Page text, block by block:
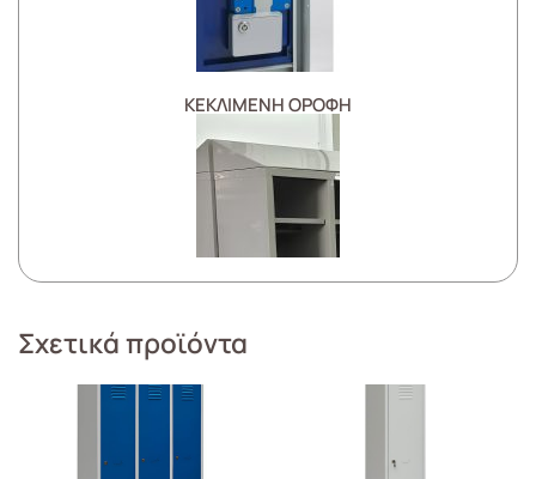
ΚΕΚΛΙΜΕΝΗ ΟΡΟΦΗ
Σχετικά προϊόντα